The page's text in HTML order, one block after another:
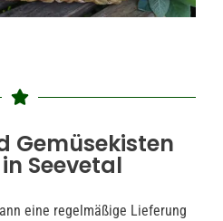
Gemüsekisten
Seevetal
eine regelmäßige Lieferung